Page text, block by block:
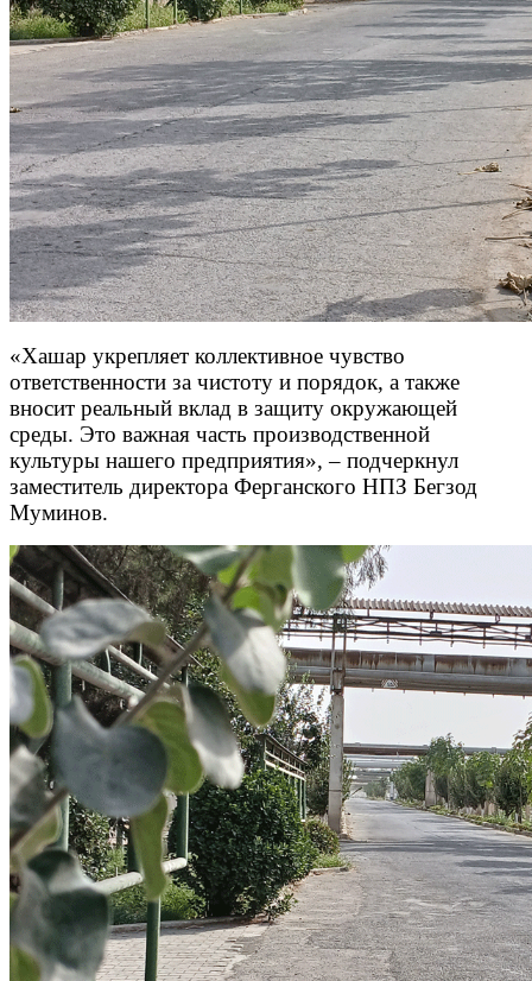
«Хашар укрепляет коллективное чувство
ответственности за чистоту и порядок, а также
вносит реальный вклад в защиту окружающей
среды. Это важная часть производственной
культуры нашего предприятия», – подчеркнул
заместитель директора Ферганского НПЗ Бегзод
Муминов.